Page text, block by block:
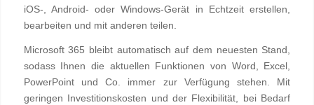
iOS-, Android- oder Windows-Gerät in Echtzeit erstellen,
bearbeiten und mit anderen teilen.
Microsoft 365 bleibt automatisch auf dem neuesten Stand,
sodass Ihnen die aktuellen Funktionen von Word, Excel,
PowerPoint und Co. immer zur Verfügung stehen. Mit
geringen Investitionskosten und der Flexibilität, bei Bedarf